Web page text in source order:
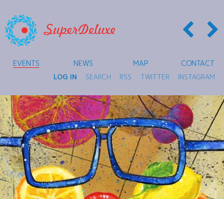
EVENTS NEWS MAP CONTACT
LOG IN SEARCH RSS TWITTER INSTAGRAM